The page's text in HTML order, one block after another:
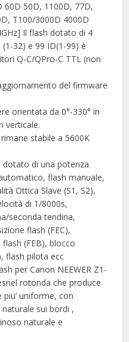
60D 50D, 1100D, 77D,
T100/3000D 4000D
Il flash dotato di 4
32) e 99 ID(1-99) è
Q-C/QPro-C TTL (non
del firmware
orientata da 0°-330° in
verticale.
stabile a 5600K
di una potenza
flash manuale,
Ottica Slave (S1, S2),
di 1/8000s,
seconda tendina,
flash (FEC),
flash (FEB), blocco
flash pilota ecc
per Canon NEEWER Z1-
rotonda che produce
uniforme, con
sui bordi ,
naturale e